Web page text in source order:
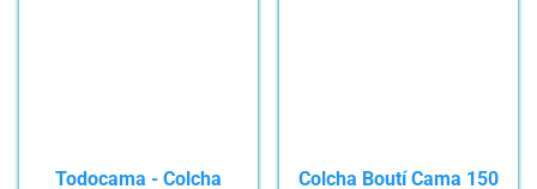
Todocama - Colcha
Colcha Boutí Cama 150